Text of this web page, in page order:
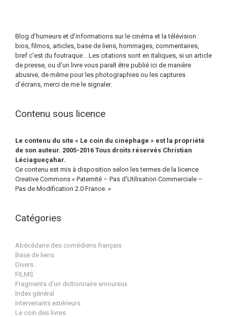
Blog d’humeurs et d’informations sur le cinéma et la télévision :
bios, filmos, articles, base de liens, hommages, commentaires,
bref c’est du foutraque… Les citations sont en italiques, si un article
de presse, ou d’un livre vous paraît être publié ici de manière
abusive, de même pour les photographies ou les captures
d’écrans, merci de me le signaler.
Contenu sous licence
Le contenu du site « Le coin du cinéphage » est la propriété
de son auteur. 2005-2016 Tous droits réservés Christian
Léciagueçahar.
Ce contenu est mis à disposition selon les termes de la licence
Creative Commons « Paternité – Pas d’Utilisation Commerciale –
Pas de Modification 2.0 France. »
Catégories
Abécédaire des comédiens français
Base de liens
Divers
FILMS
Fragments d'un dictionnaire amoureux
Index général
Intervenants extérieurs
Le coin des livres